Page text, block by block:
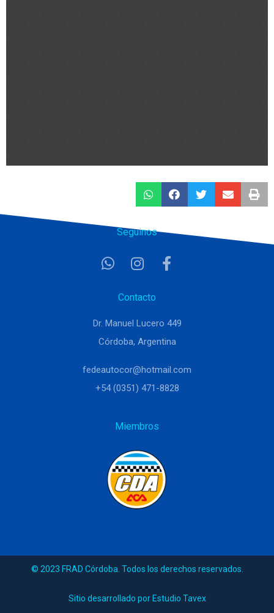
Seguinos
Contacto
Dr. Manuel Lucero 449
Córdoba, Argentina
fedeautocor@hotmail.com
+54 (0351) 471-8828
Miembros
© 2023 FRAD Córdoba. Todos los derechos reservados.
Sitio desarrollado por Estudio Tavex